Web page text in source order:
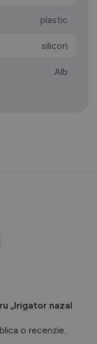
plastic
silicon
Alb
„Irigator nazal
o recenzie.